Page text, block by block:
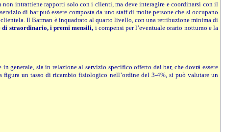
non intrattiene rapporti solo con i clienti, ma deve interagire e coordinarsi con il
di bar può essere composta da uno staff di molte persone che si occupano
Il Barman è inquadrato al quarto livello, con una retribuzione minima di
di straordinario, i premi mensili, i compensi per l’eventuale orario notturno e la
generale, sia in relazione al servizio specifico offerto dai bar, che dovrà essere
figura un tasso di ricambio fisiologico nell’ordine del 3-4%, si può valutare un